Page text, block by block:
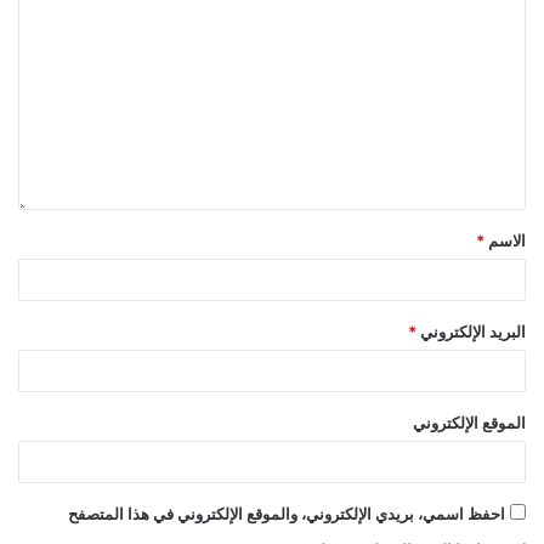
الملف، وحوّل نزع السلاح إلى شرط إسرائيلي أحادي لا
يستند إلى توافق سياسي أو ضمانات متبادلة.
الموقفالأمريكيوالغموضالمقصود
في المقابل، لم تعلن الإدارة الأمريكية موقفًا واضحًا من
المهلة الإسرائيلية، مكتفية بالتأكيد على دعم “خطة
السلام” ومجلسها دون الخوض في التفاصيل. ويعكس هذا
والتي انعكست مباشرة على عمل مجلس السلام ولجنة
التكنوقراط.
الاسم *
البريد الإلكتروني *
الموقع الإلكتروني
احفظ اسمي، بريدي الإلكتروني، والموقع الإلكتروني في هذا المتصفح